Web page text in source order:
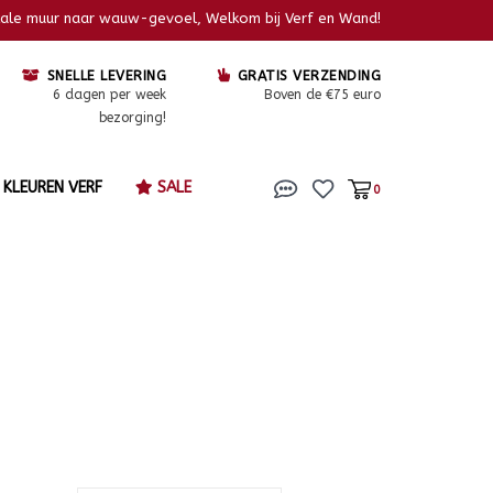
muur naar wauw-gevoel, Welkom bij Verf en Wand!
SNELLE LEVERING
6 dagen per week
bezorging!
GRATIS VERZENDING
Boven de €75 euro
KLEUREN VERF SALE 0